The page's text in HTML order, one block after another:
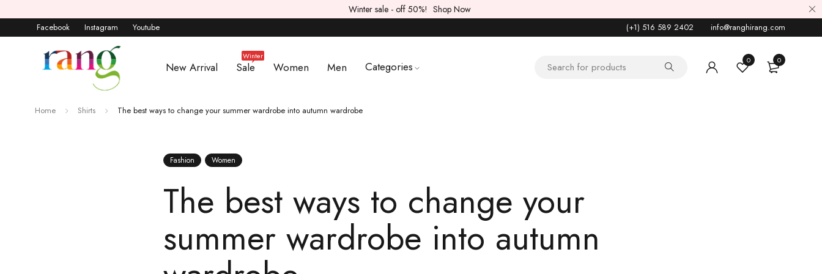
Winter sale - off 50%! Shop Now
Facebook Instagram Youtube (+1) 516 589 2402 info@ranghirang.com
New Arrival Sale
Winter
Women Men Categories 0 0
Home Shirts The best ways to change your summer wardrobe into autumn wardrobe
Fashion Women
The best ways to change your
summer wardrobe into autumn